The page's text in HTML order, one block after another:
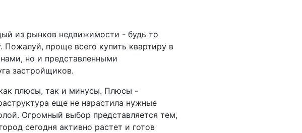
из рынков недвижимости - будь то
проще всего купить квартиру в
но и представленными
застройщиков.
плюсы, так и минусы. Плюсы -
еще не нарастила нужные
Огромный выбор представляется тем,
сегодня активно растет и готов